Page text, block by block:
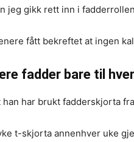
jeg gikk rett inn i
fått bekreftet at ingen
fadder bare til
har brukt fadderskjorta
t-skjorta annenhver uke